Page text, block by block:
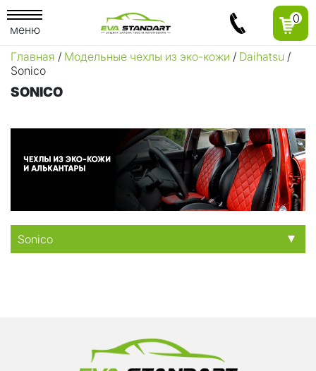
меню
0
Главная / Модельные чехлы из эко-кожи / Daihatsu /
Sonico
SONICO
Sonico